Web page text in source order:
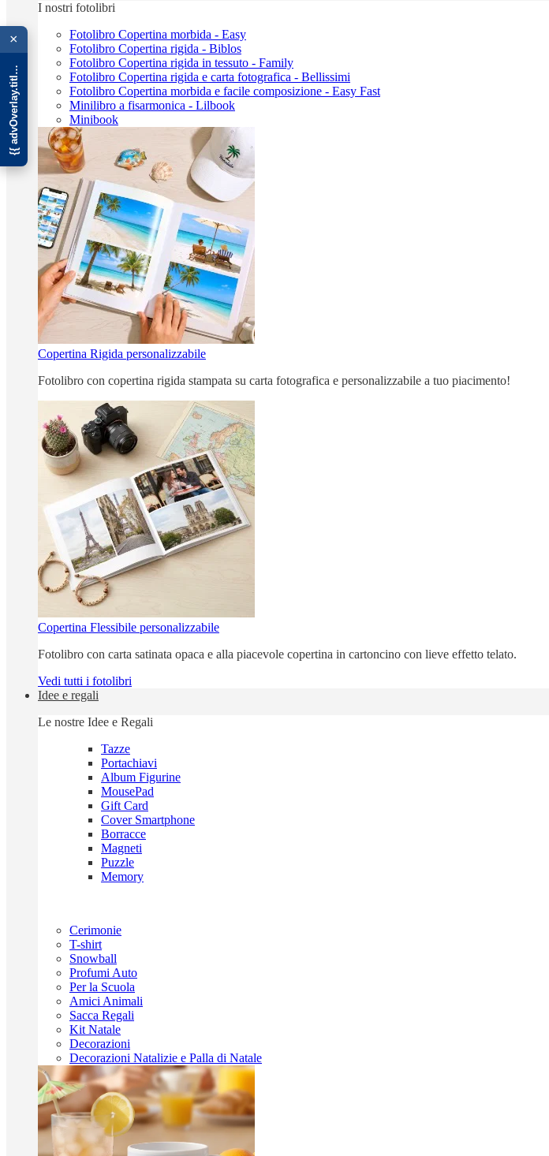
I nostri fotolibri
Fotolibro Copertina morbida - Easy
Fotolibro Copertina rigida - Biblos
Fotolibro Copertina rigida in tessuto - Family
Fotolibro Copertina rigida e carta fotografica - Bellissimi
Fotolibro Copertina morbida e facile composizione - Easy Fast
Minilibro a fisarmonica - Lilbook
Minibook
Copertina Rigida personalizzabile
Fotolibro con copertina rigida stampata su carta fotografica e personalizzabile a tuo piacimento!
Copertina Flessibile personalizzabile
Fotolibro con carta satinata opaca e alla piacevole copertina in cartoncino con lieve effetto telato.
Vedi tutti i fotolibri
Idee e regali
Le nostre Idee e Regali
Tazze
Portachiavi
Album Figurine
MousePad
Gift Card
Cover Smartphone
Borracce
Magneti
Puzzle
Memory
Cerimonie
T-shirt
Snowball
Profumi Auto
Per la Scuola
Amici Animali
Sacca Regali
Kit Natale
Decorazioni
Decorazioni Natalizie e Palla di Natale
×
{{ advOverlay.title || 'Promo' }}